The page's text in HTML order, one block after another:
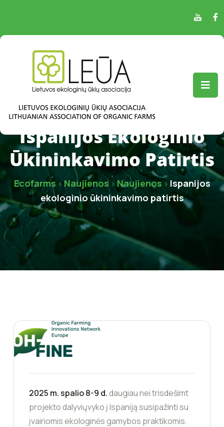
Ispanijos Ekologinio
Ūkininkavimo Patirtis
Ecofarms > Naujienos> Naujienos > Ispanijos
ekologinio ūkininkavimo patirtis
2025 m. spalio 8-9 d.daugiau nei trisdešimt
projekto dalyviųvyko į Ispaniją susipažinti su
įvairiomis ekologinės gamybos praktikomis.